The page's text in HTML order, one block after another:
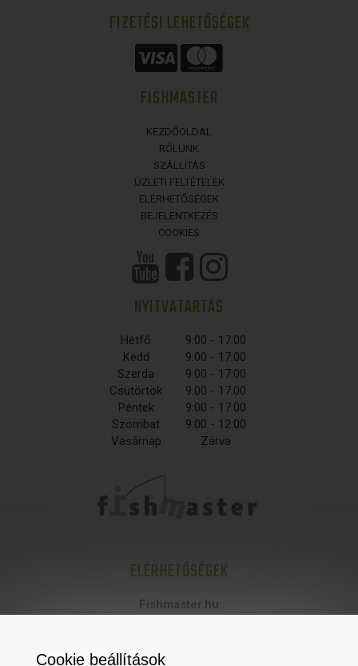
FIZETÉSI LEHETŐSÉGEK
FISHMASTER
KEZDŐOLDAL
RÓLUNK
SZÁLLÍTÁS
ÜZLETI FELTÉTELEK
ELÉRHETŐSÉGEK
BEJELENTKEZÉS
COOKIES
NYITVATARTÁS
Hétfő
9:00 - 17:00
Kedd
9:00 - 17:00
Szerda
9:00 - 17:00
Csütörtök
9:00 - 17:00
Péntek
9:00 - 17:00
Szombat
9:00 - 12:00
Vasárnap
Zárva
ELÉRHETŐSÉGEK
Fishmaster.hu
statisztikai számjel:
Cookie beállítások